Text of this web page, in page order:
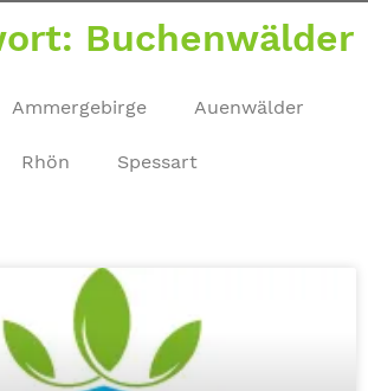
Buchenwälder
Ammergebirge Auenwälder
Rhön Spessart